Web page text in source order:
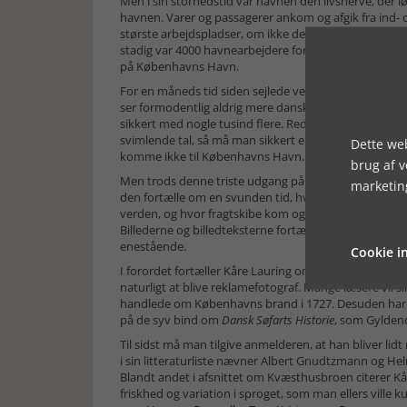
havnen. Varer og passagerer ankom og afgik fra
største arbejdspladser, om ikke den største. Af
stadig var 4000 havnearbejdere foruden toldere,
på Københavns Havn.
For en måneds tid siden sejlede verdens største
ser formodentlig aldrig mere danske farvande.
sikkert med nogle tusind flere. Rederiet planlægger
svimlende tal, så må man sikkert erkende, at det er
komme ikke til Københavns Havn.
Men trods denne triste udgang på historien, så er
den fortælle om en svunden tid, hvor havnen
verden, og hvor fragtskibe kom og gik med varer til
Billederne og billedteksterne fortæller denne
enestående.
I forordet fortæller Kåre Lauring om sin livslange
naturligt at blive reklamefotograf. Mange læsere vil
handlede om Københavns brand i 1727. Desuden
på de syv bind om Dansk Søfarts Historie, som
Til sidst må man tilgive anmelderen, at han bliver
i sin litteraturliste nævner Albert Gnudtzmann og
Blandt andet i afsnittet om Kvæsthusbroen citerer
friskhed og variation i sproget, som man ellers
Dette
brug af
Cookie